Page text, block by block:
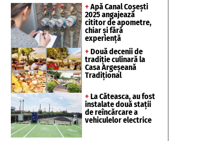
+ Apă Canal Coșești
2025 angajează
cititor de apometre,
chiar și fără
experiență
+ Două decenii de
tradiție culinară la
Casa Argeșeană
Tradițional
+ La Căteasca, au fost
instalate două stații
de reîncărcare a
vehiculelor electrice